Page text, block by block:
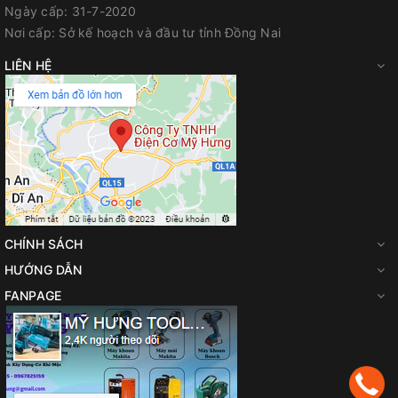
Địa chỉ: 700 Quốc lộ 1A, Tân Biên, Biên Hòa, Đồng Nai
Hotline / Zalo: 0944 180 915
FanPage:Facebook.com/diencomyhung
Website :myhungvn.com
Gmail:makitadongnai@gmail.com
Ngày cấp: 31-7-2020
Nơi cấp: Sở kế hoạch và đầu tư tỉnh Đồng Nai
LIÊN HỆ
CHÍNH SÁCH
HƯỚNG DẪN
FANPAGE